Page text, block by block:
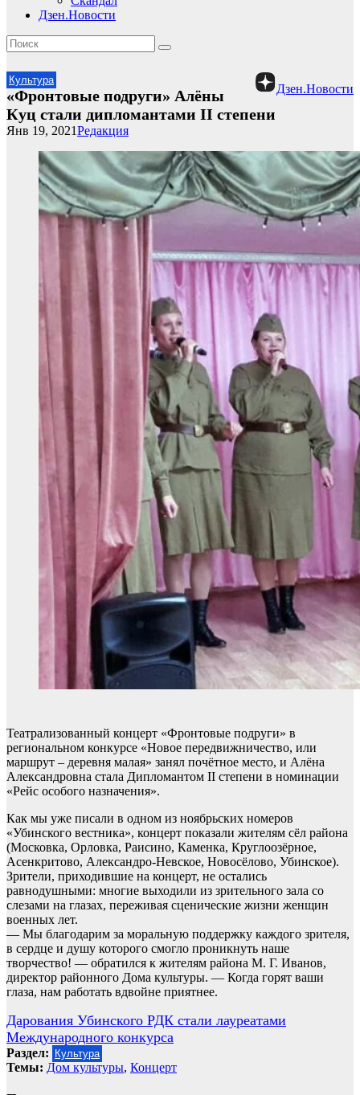
Дзен.Новости
Культура
Дзен.Новости
«Фронтовые подруги» Алёны
Куц стали дипломантами II степени
Редакция
Янв 19, 2021
Театрализованный концерт «Фронтовые подруги» в
региональном конкурсе «Новое передвижничество, или
маршрут – деревня малая» занял почётное место, и Алёна
Александровна стала Дипломантом II степени в номинации
«Рейс особого назначения».
Как мы уже писали в одном из ноябрьских номеров
«Убинского вестника», концерт показали жителям сёл района
(Московка, Орловка, Раисино, Каменка, Круглоозёрное,
Асенкритово, Александро-Невское, Новосёлово, Убинское).
Зрители, приходившие на концерт, не остались
равнодушными: многие выходили из зрительного зала со
слезами на глазах, переживая сценические жизни женщин
военных лет.
— Мы благодарим за моральную поддержку каждого зрителя,
в сердце и душу которого смогло проникнуть наше
творчество! — обратился к жителям района М. Г. Иванов,
директор районного Дома культуры. — Когда горят ваши
глаза, нам работать вдвойне приятнее.
Навигация
по
записям
Дарования Убинского РДК стали лауреатами
Международного конкурса
Раздел: Культура
Темы: Дом культуры, Концерт